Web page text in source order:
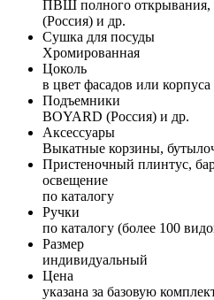
ПВШ полного открывания,
(Россия) и др.
Сушка для посуды
Хромированная
Цоколь
в цвет фасадов или корпуса
Подъемники
BOYARD (Россия) и др.
Аксессуары
Выкатные корзины,
Пристеночный плинтус,
освещение
по каталогу
Ручки
по каталогу (более 100
Размер
индивидуальный
Цена
указана за базовую